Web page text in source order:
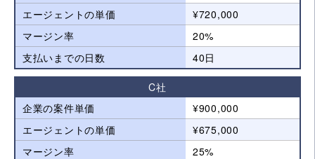
エージェントの単価
¥720,000
マージン率
20%
支払いまでの日数
40日
C社
企業の案件単価
¥900,000
エージェントの単価
¥675,000
マージン率
25%